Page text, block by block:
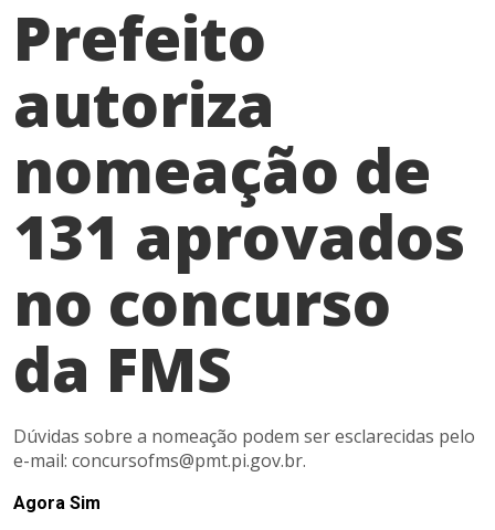
Prefeito
autoriza
nomeação de
131 aprovados
no concurso
da FMS
Dúvidas sobre a nomeação podem ser esclarecidas pelo
e-mail: concursofms@pmt.pi.gov.br.
Agora Sim